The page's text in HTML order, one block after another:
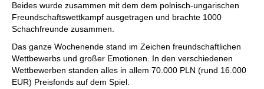
Beides wurde zusammen mit dem dem polnisch-ungarischen
Freundschaftswettkampf ausgetragen und brachte 1000
Schachfreunde zusammen.
Das ganze Wochenende stand im Zeichen freundschaftlichen
Wettbewerbs und großer Emotionen. In den verschiedenen
Wettbewerben standen alles in allem 70.000 PLN (rund 16.000
EUR) Preisfonds auf dem Spiel.